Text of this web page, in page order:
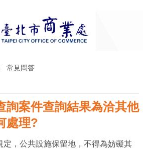
常見問答
詢案件查詢結果為洽其他
處理?
定，公共設施保留地，不得為妨礙其